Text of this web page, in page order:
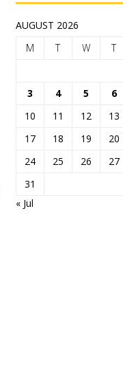
AUGUST 2026
M
T W T
3
4 5 6
10
11 12 13
17
18 19 20
24
25 26 27
31
« Jul